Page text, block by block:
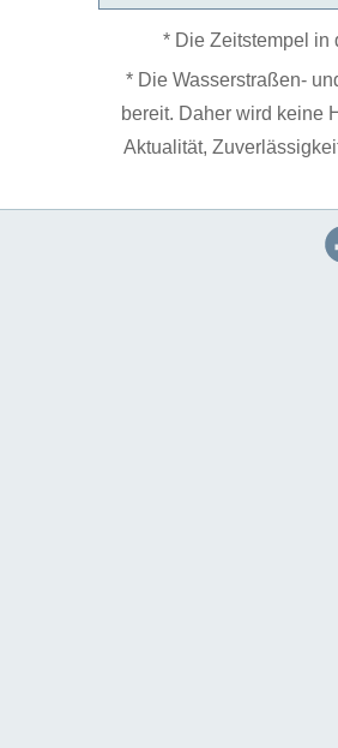
* Die Zeitstempel in
* Die Wasserstraßen-
bereit. Daher wird keine
Aktualität,